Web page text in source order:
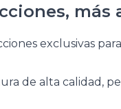
más
exclusivas
de alta calidad,